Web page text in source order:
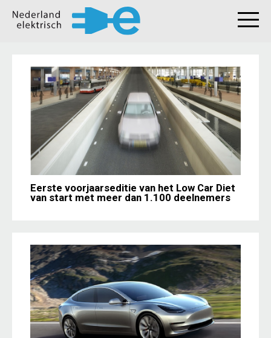
Eerste voorjaarseditie van het Low Car Diet
van start met meer dan 1.100 deelnemers